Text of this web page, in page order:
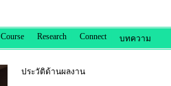
Course Research Connect บทความ
ประวัติด้านผลงาน